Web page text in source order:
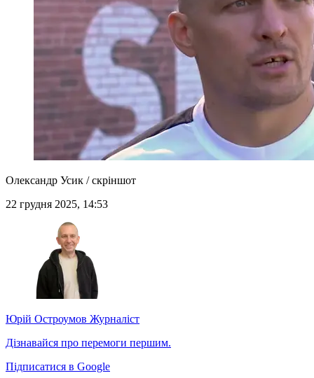
Олександр Усик / скріншот
22 грудня 2025, 14:53
Юрій Остроумов Журналіст
Дізнавайся про перемоги першим.
Підписатися в Google